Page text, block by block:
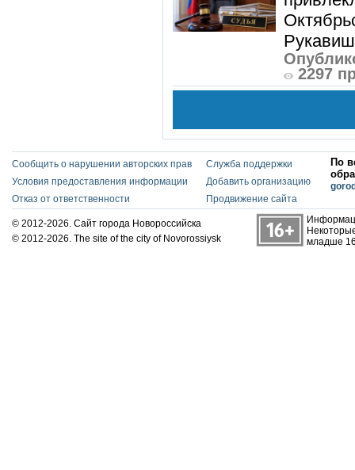
2297
Сообщить о нарушении авторских прав
Условия предоставления информации
Отказ от ответственности
Служба поддержки
Добавить организацию
Продвижение сайта
По
© 2012-2026. Сайт города Новороссийска
© 2012-2026. The site of the city of Novorossiysk
младше